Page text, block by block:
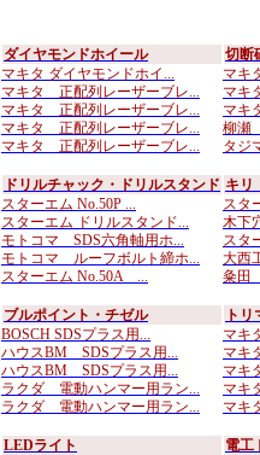
ダイヤモンドホイール
マキタ ダイヤモンドホイ...
マキタ 正配列レーザーブレ...
マキタ 正配列レーザーブレ...
マキタ 正配列レーザーブレ...
マキタ 正配列レーザーブレ...
切断
マキ
マキ
マキ
柳瀬
タジ
ドリルチャック・ドリルスタンド
スターエム No.50P ...
スターエム ドリルスタンド...
モトコマ SDS六角軸用ホ...
モトコマ ルーフボルト締ホ...
スターエム No.50A ...
キリ
スタ
木下
スタ
大西
粂田
ブルポイント・チゼル
BOSCH SDSプラス用...
ハウスBM SDSプラス用...
ハウスBM SDSプラス用...
ラクダ 電動ハンマー用ラン...
ラクダ 電動ハンマー用ラン...
ト
マキ
マキ
マキ
マキ
マキ
LEDライト
電工